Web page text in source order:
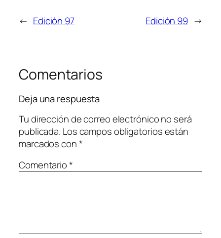
← Edición 97 Edición 99 →
Comentarios
Deja una respuesta
Tu dirección de correo electrónico no será
publicada. Los campos obligatorios están
marcados con*
Comentario*